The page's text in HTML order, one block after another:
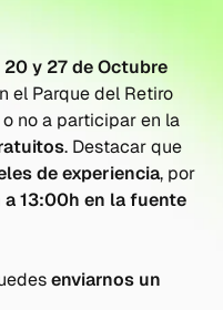
20 y 27 de Octubre
el Parque del Retiro
no a participar en la
. Destacar que
de experiencia, por
a 13:00h en la fuente
enviarnos un